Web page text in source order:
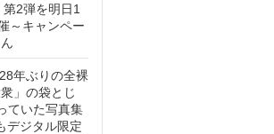
2弾を明日1
～キャンペー
年ぶりの全裸
」の袋とじ
ていた写真集
デジタル限定